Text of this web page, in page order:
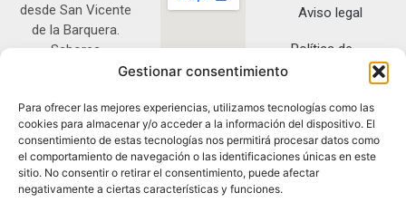
Gestionar consentimiento
Para ofrecer las mejores experiencias, utilizamos tecnologías como las
cookies para almacenar y/o acceder a la información del dispositivo. El
consentimiento de estas tecnologías nos permitirá procesar datos como
el comportamiento de navegación o las identificaciones únicas en este
sitio. No consentir o retirar el consentimiento, puede afectar
negativamente a ciertas características y funciones.
desde San Vicente
de la Barquera.
Sabores
auténticos con
en Península.
Pl. Mayor del
Fuero, 2, 39540
San Vicente de la
Barquera,
Aviso legal
Política de
Política de
cookies